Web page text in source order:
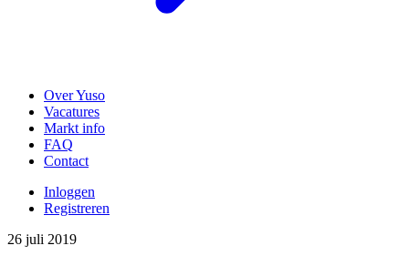
Over Yuso
Vacatures
Markt info
FAQ
Contact
Inloggen
Registreren
26 juli 2019